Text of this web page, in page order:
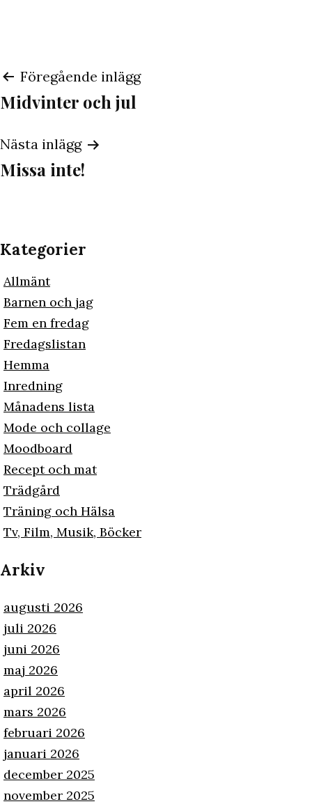
Inläggsnavigering
Föregående inlägg
Midvinter och jul
Nästa inlägg
Missa inte!
Kategorier
Allmänt
Barnen och jag
Fem en fredag
Fredagslistan
Hemma
Inredning
Månadens lista
Mode och collage
Moodboard
Recept och mat
Trädgård
Träning och Hälsa
Tv, Film, Musik, Böcker
Arkiv
augusti 2026
juli 2026
juni 2026
maj 2026
april 2026
mars 2026
februari 2026
januari 2026
december 2025
november 2025